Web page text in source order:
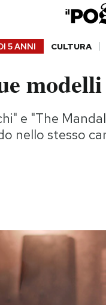
5 ANNI CULTURA
e "The
nello stesso